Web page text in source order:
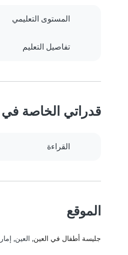
المستوى التعليمي
تفاصيل التعليم
قدراتي الخاصة في
القراءة
الموقع
جليسة أطفال في العين, العين,